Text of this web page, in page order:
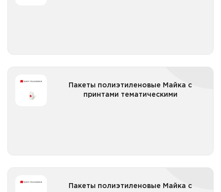
Пакеты полиэтиленовые Майка с
принтами тематическими
тематическими
Пакеты полиэтиленовые Майка с
универсальными